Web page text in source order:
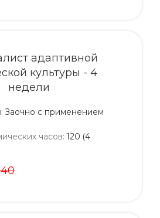
адаптивной
культуры - 4
недели
: Заочно с применением
часов: 120 (4